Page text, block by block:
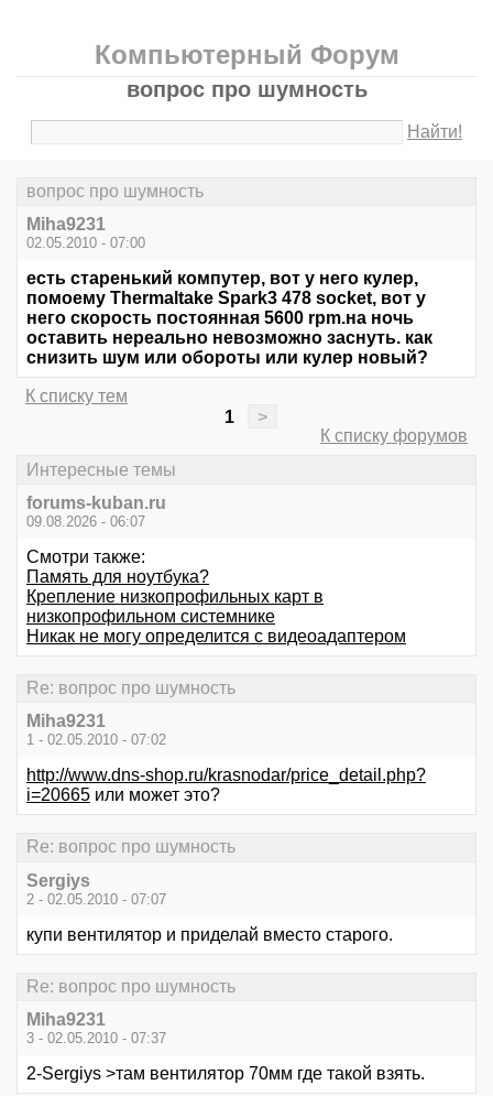
Компьютерный Форум
вопрос про шумность
Найти!
вопрос про шумность
Miha9231
02.05.2010 - 07:00
есть старенький компутер, вот у него кулер,
помоему Thermaltake Spark3 478 socket, вот у
него скорость постоянная 5600 rpm.на ночь
оставить нереально невозможно заснуть. как
снизить шум или обороты или кулер новый?
К списку тем
1
>
К списку форумов
Интересные темы
forums-kuban.ru
09.08.2026 - 06:07
Смотри также:
Память для ноутбука?
Крепление низкопрофильных карт в
низкопрофильном системнике
Никак не могу определится с видеоадаптером
Re: вопрос про шумность
Miha9231
1 - 02.05.2010 - 07:02
http://www.dns-shop.ru/krasnodar/price_detail.php?
i=20665 или может это?
Re: вопрос про шумность
Sergiys
2 - 02.05.2010 - 07:07
купи вентилятор и приделай вместо старого.
Re: вопрос про шумность
Miha9231
3 - 02.05.2010 - 07:37
2-Sergiys >там вентилятор 70мм где такой взять.